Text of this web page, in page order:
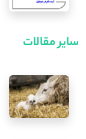
سایر مقالات